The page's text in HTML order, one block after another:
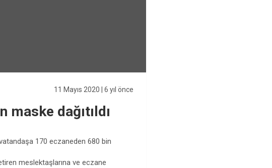
11 Mayıs 2020 | 6 yıl önce
maske dağıtıldı
170 eczaneden 680 bin
meslektaşlarına ve eczane